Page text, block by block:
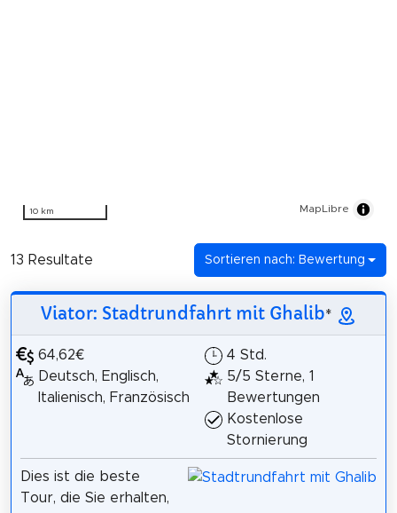
10 km MapLibre
13 Resultate Sortieren nach: Bewertung
Viator: Stadtrundfahrt mit Ghalib*
64,62€
Deutsch, Englisch,
Italienisch, Französisch
4 Std.
5/5 Sterne, 1
Bewertungen
Kostenlose
Stornierung
Dies ist die beste
Tour, die Sie erhalten,